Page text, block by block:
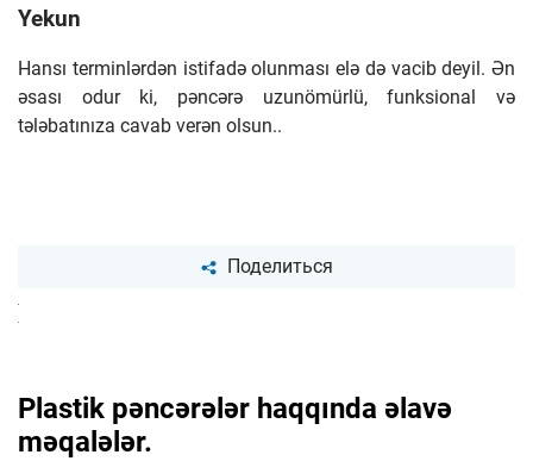
Yekun
Hansı terminlərdən istifadə olunması elə də vacib deyil. Ən
əsası odur ki, pəncərə uzunömürlü, funksional və
tələbatınıza cavab verən olsun..
Одноклассники
Поделиться
Plastik pəncərələr haqqında əlavə
məqalələr.